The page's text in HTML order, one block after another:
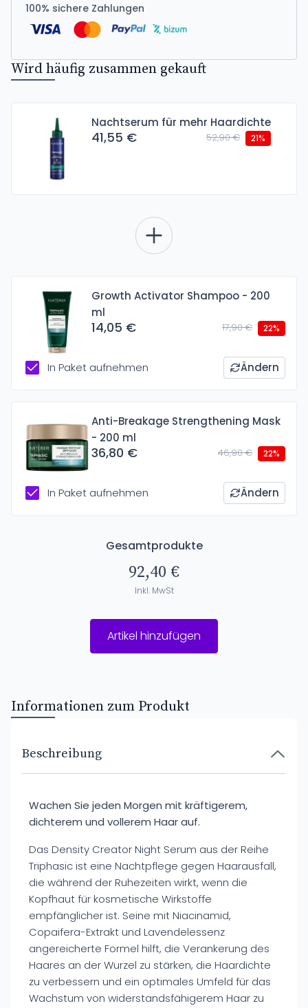
100% sichere Zahlungen
Wird häufig zusammen gekauft
Nachtserum für mehr Haardichte
41,55 € 52,90 € 21%
Growth Activator Shampoo - 200
ml
14,05 € 17,90 € 22%
In Paket aufnehmen Ändern
Anti-Breakage Strengthening Mask
- 200 ml
36,80 € 46,90 € 22%
In Paket aufnehmen Ändern
Gesamtprodukte
92,40 €
Inkl. MwSt
Artikel hinzufügen
Informationen zum Produkt
Beschreibung
Wachen Sie jeden Morgen mit kräftigerem,
dichterem und vollerem Haar auf.
Das Density Creator Night Serum aus der Reihe
Triphasic ist eine Nachtpflege gegen Haarausfall,
die während der Ruhezeiten wirkt, wenn die
Kopfhaut für kosmetische Wirkstoffe
empfänglicher ist. Seine mit Niacinamid,
Copaifera-Extrakt und Lavendelessenz
angereicherte Formel hilft, die Verankerung des
Haares an der Wurzel zu stärken, die Haardichte
zu verbessern und ein optimales Umfeld für das
Wachstum von widerstandsfähigerem Haar zu